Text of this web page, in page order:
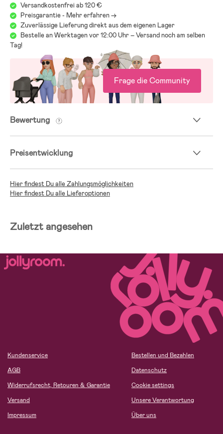
Versandkostenfrei ab 120 €
Preisgarantie - Mehr erfahren ->
Zuverlässige Lieferung direkt aus dem eigenen Lager
Bestelle an Werktagen vor 12:00 Uhr – Versand noch am selben
Tag!
Frage die Community
Bewertung
Preisentwicklung
Hier findest Du alle Zahlungsmöglichkeiten
Hier findest Du alle Lieferoptionen
Zuletzt angesehen
Kundenservice
AGB
Widerrufsrecht, Retouren & Garantie
Versand
Impressum
Bestellen und Bezahlen
Datenschutz
Cookie settings
Unsere Verantwortung
Über uns